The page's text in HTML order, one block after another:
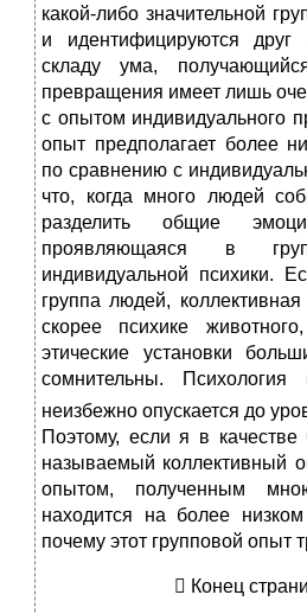
какой-либо значительной
и идентифицируются
складу ума,
превращения имеет лишь
с опытом индивидуального
опыт предполагает более
по сравнению с
что, когда много людей
разделить общие
проявляющаяся в
индивидуальной психики.
группа людей,
скорее психике
этические установки
сомнительны.
неизбежно опускается до
Поэтому, если я в
называемый коллективный
опытом, полученным
находится на более
почему этот групповой опыт
 Конец